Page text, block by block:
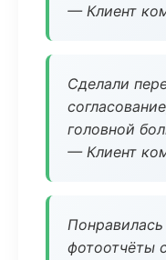
— Клиент
Сделали
головной
— Клиент
фотоотчёты